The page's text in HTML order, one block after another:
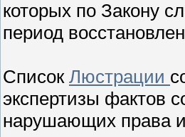
которых по Закону
период
Список Люстрации
экспертизы фактов
нарушающих права